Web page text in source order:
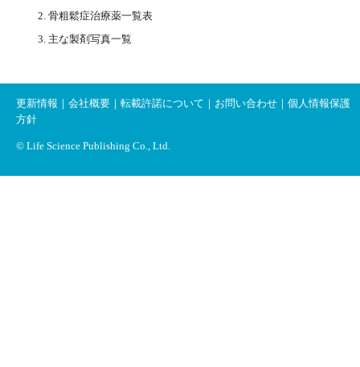
骨粗鬆症治療薬一覧表
主な製剤写真一覧
更新情報 ｜会社概要 ｜転載許諾について お問い合わせ ｜個人情報保護
方針
© Life Science Publishing Co., Ltd.